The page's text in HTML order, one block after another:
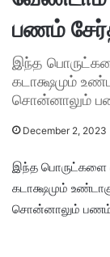
பணம்
இந்த
கடாக்ஷமும்
சொன்னாலும்
December 2, 2023
இந்த பொருட்களை
கடாக்ஷமும்
சொன்னாலும் பணம்